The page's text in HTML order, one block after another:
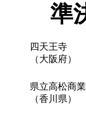
準
四天王寺
（大阪府）
県立高松商業
（香川県）